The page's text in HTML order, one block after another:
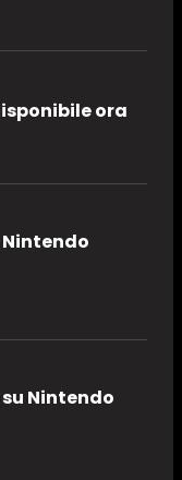
ora
Nintendo